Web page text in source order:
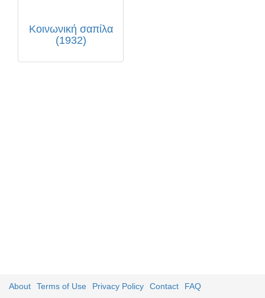
Κοινωνική σαπίλα
(1932)
About Terms of Use Privacy Policy Contact FAQ